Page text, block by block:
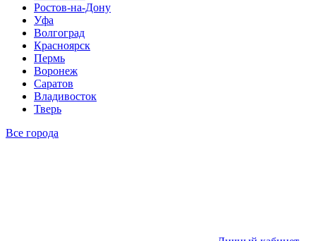
Ростов-на-Дону
Уфа
Волгоград
Красноярск
Пермь
Воронеж
Саратов
Владивосток
Тверь
Все города